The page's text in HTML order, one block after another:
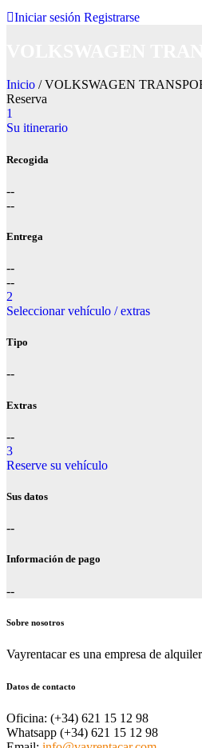
Iniciar sesión Registrarse
Inicio / VOLKSWAGEN
Reserva
1
Su itinerario
Recogida
--
--
Entrega
--
--
2
Seleccionar vehículo / extras
Tipo
--
Extras
--
3
Reserve su vehículo
Sus datos
--
Información de pago
--
Sobre nosotros
Vayrentacar es una empresa de
Datos de contacto
Oficina: (+34) 621 15 12 98
Whatsapp (+34) 621 15 12 98